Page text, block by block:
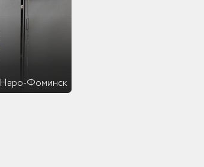
Наро-Фоминск